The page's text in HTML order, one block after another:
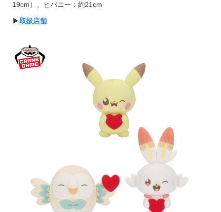
19cm）、ヒバニー：約21cm
▶︎取扱店舗